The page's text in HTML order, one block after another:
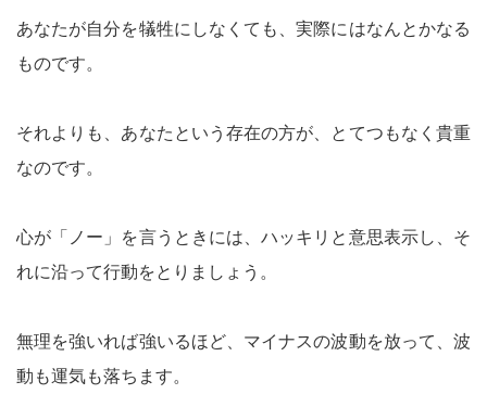
あなたが自分を犠牲にしなくても、実際にはなんとかなる
ものです。
それよりも、あなたという存在の方が、とてつもなく貴重
なのです。
心が「ノー」を言うときには、ハッキリと意思表示し、そ
れに沿って行動をとりましょう。
無理を強いれば強いるほど、マイナスの波動を放って、波
動も運気も落ちます。